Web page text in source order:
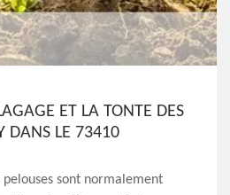
ET LA TONTE DES
DANS LE 73410
pelouses sont normalement